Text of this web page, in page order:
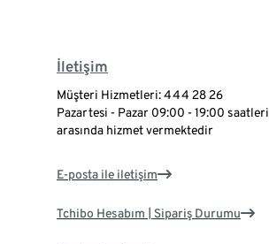
İletişim
Müşteri Hizmetleri: 444 28 26
Pazartesi - Pazar 09:00 - 19:00 saatleri
arasında hizmet vermektedir
E-posta ile iletişim
Tchibo Hesabım | Sipariş Durumu